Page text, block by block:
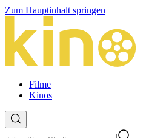
Zum Hauptinhalt springen
Filme
Kinos